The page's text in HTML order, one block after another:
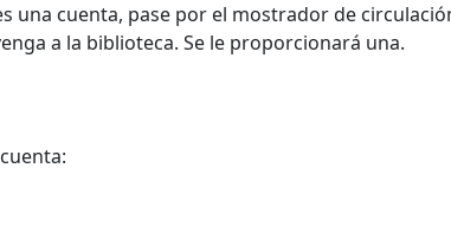
una cuenta, pase por el mostrador de
a la biblioteca. Se le proporcionará una.